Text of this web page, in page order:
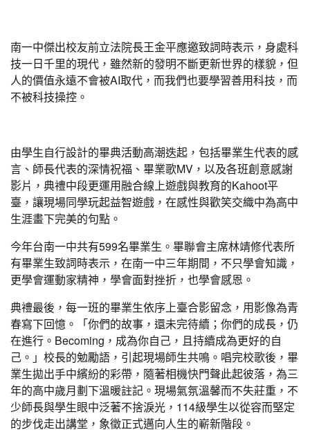
南一中傑出校友前立法院長王金平應邀致詞時表示，身處科
技一日千里的現代，雖然新的發明不斷更新世界的樣貌，但
人的價值永遠不會被AI取代，而我們也要學習善用科技，而
不被科技操控。
由學生自行設計的畢典活動高潮迭起，包括畢業生代表的感
言、師長代表的深情祝福、畢業歌MV，以及各班創意感謝
影片，典禮中段更運用融合線上遊戲與教育的Kahoot平
臺，讓現場同學玩起益智遊戲，在感性與歡笑交織中為高中
生涯畫下完美的句點。
今年台南一中共有599名畢業生。畢聯會主席林靖修代表所
有畢業生致詞時表示，在南一中三年期間，不只學會知識，
更學會運動家精神，學會面對挫折，也學會感恩。
典禮最後，每一班的畢業生依序上臺合影留念，用影像為青
春寫下回憶。「你們的故事，還未完待續；你們的成長，仍
在進行。Becoming，成為你自己，且持續成為更好的自
己。」校長的勉勵語，引起現場師生共鳴。唱完校歌後，畢
業生拋出手中繽紛的彩帶，隨著相機快門聲此起彼落，為三
年的高中歲月劃下溫暖註記。現場氣氛溫馨而不失莊重，不
少師長與學生眼中泛著不捨淚光，114級學生以從容而堅定
的步伐走出講堂，象徵正式邁向人生的嶄新階段。